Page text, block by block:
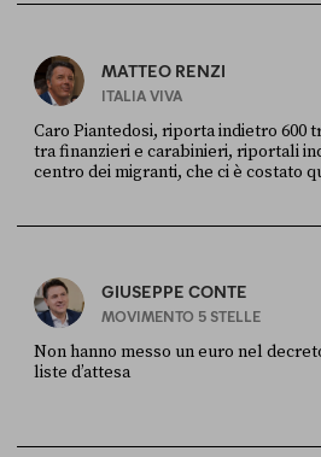
MATTEO RENZI
ITALIA VIVA
Caro Piantedosi, riporta indietro 600
tra finanzieri e carabinieri, riportali
centro dei migranti, che ci è costato
GIUSEPPE CONTE
MOVIMENTO 5 STELLE
Non hanno messo un euro nel
liste d’attesa